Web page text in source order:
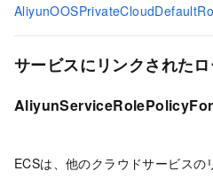
サービスにリンクされた
ECSは、他のクラウドサービスの